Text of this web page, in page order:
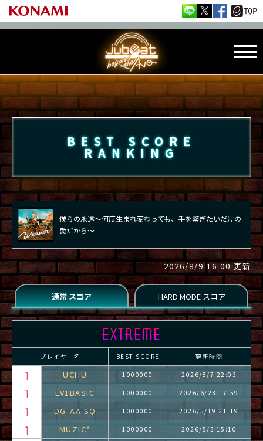
BEST SCORE
RANKING
僕らの永遠～何度生まれ変わっても、手を繋ぎたいだけの
愛だから～
2026/8/9 16:00 更新
プレイヤー名 BEST SCORE 更新時間
UCHU 1000000 2026/8/7 22:03
LV1BASIC 1000000 2026/6/23 17:59
DG-AA.SQ 1000000 2026/5/19 21:19
MUZIC* 1000000 2026/5/3 15:10